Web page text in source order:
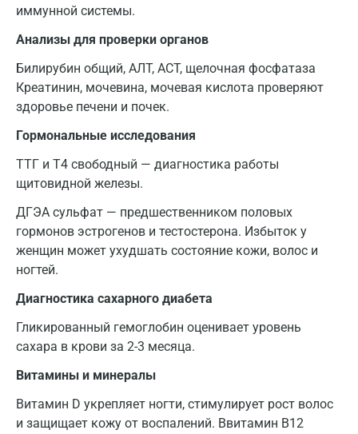
иммунной системы.
Анализы для проверки органов
Билирубин общий, АЛТ, АСТ, щелочная фосфатаза
Креатинин, мочевина, мочевая кислота проверяют
здоровье печени и почек.
Гормональные исследования
ТТГ и Т4 свободный — диагностика работы
щитовидной железы.
ДГЭА сульфат — предшественником половых
гормонов эстрогенов и тестостерона. Избыток у
женщин может ухудшать состояние кожи, волос и
ногтей.
Диагностика сахарного диабета
Гликированный гемоглобин оценивает уровень
сахара в крови за 2-3 месяца.
Витамины и минералы
Витамин D укрепляет ногти, стимулирует рост волос
и защищает кожу от воспалений. Ввитамин B12
Красногорск
Краснодар
Красноярск
Курск
Лабинск
Липецк
Люберцы
Мурино
Мурманск
Мытищи
Набережные Челны
Наро-Фоминск